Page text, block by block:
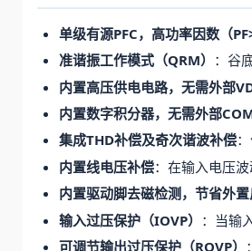
单级有源PFC，高功率因数（
准谐振工作模式（QRM） ：谷
内置高压供电电路，无需外部
内置数字积分器，无需外部
集成THD补偿及奇次谐波补偿
内置线电压补偿：在输入电压
内置驱动脚去磁检测，节省外
输入过压保护（IOVP） ：当输
可调节输出过压保护（ROVP）